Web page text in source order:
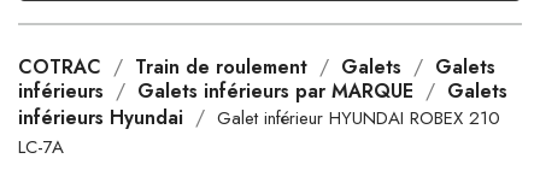
COTRAC Train de roulement Galets
Galets
inférieurs
Galets inférieurs par MARQUE
Galets
inférieurs Hyundai
Galet inférieur HYUNDAI ROBEX 210
LC-7A